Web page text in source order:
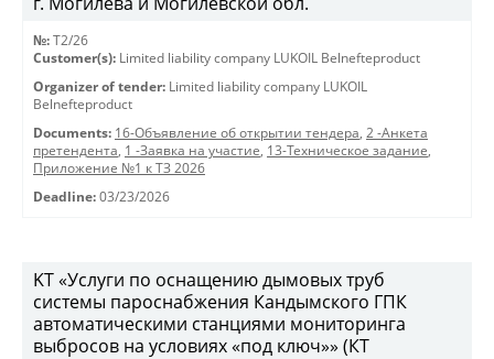
№: T2/26
Customer(s): Limited liability company LUKOIL Belnefteproduct
Organizer of tender: Limited liability company LUKOIL
Belnefteproduct
Documents: 16-Объявление об открытии тендера, 2 -Анкета
претендента, 1 -Заявка на участие, 13-Техническое задание,
Приложение №1 к ТЗ 2026
Deadline: 03/23/2026
KT «Услуги по оснащению дымовых труб
системы пароснабжения Кандымского ГПК
автоматическими станциями мониторинга
выбросов на условиях «под ключ»» (КТ